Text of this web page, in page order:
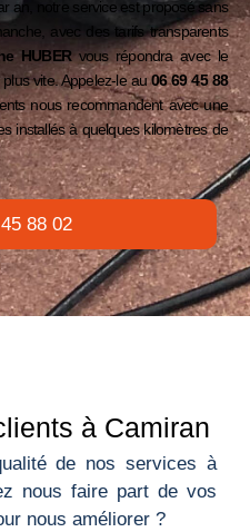
an, notre service est proposé sans
avec des tarifs transparents
HUBERvous répondra avec le
vite. Appelez-le au06 69 45 88
nous recommandent avec une
installés à quelques kilomètres de
88 02
à Camiran
de nos services à
nous faire part de vos
nous améliorer ?